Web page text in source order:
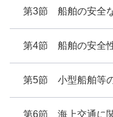
第3節 船舶の安全
第4節 船舶の安全
第5節 小型船舶等
第6節 海上交通に